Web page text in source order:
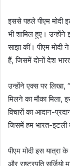
इससे पहले पीएम मोदी
भी शामिल हुए। उन्होंने
साझा कीं। पीएम मोदी
हैं, जिसमें दोनों देश
उन्होंने एक्स पर लिखा,
मिलने का मौका मिला,
विचारों का आदान-
जिसमें हम भारत-
पीएम मोदी इस यात्रा के
और राष्ट्रपति